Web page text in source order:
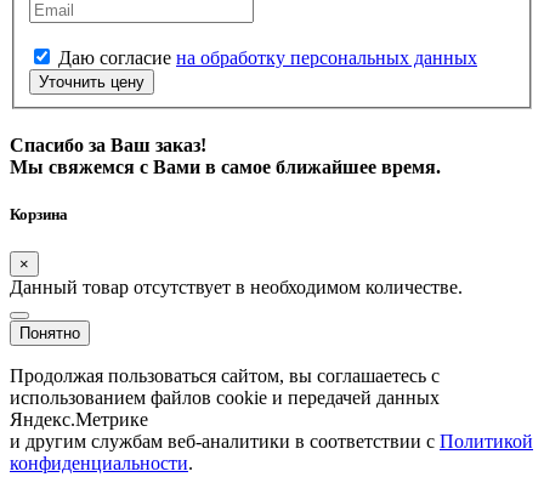
Даю согласие на обработку персональных данных
Уточнить цену
Спасибо за Ваш заказ!
Мы свяжемся с Вами в самое ближайшее время.
Корзина
×
Данный товар отсутствует в необходимом количестве.
Понятно
Продолжая пользоваться сайтом, вы соглашаетесь с
использованием файлов cookie и передачей данных
Яндекс.Метрике
и другим службам веб-аналитики в соответствии с Политикой
конфиденциальности.